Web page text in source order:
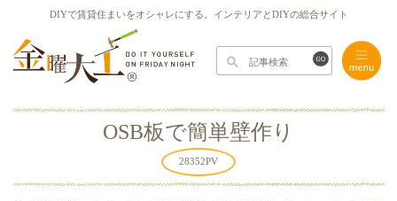
DIYで賃貸住まいをオシャレにする。インテリアとDIYの総合サイト
OSB板で簡単壁作り
28352PV